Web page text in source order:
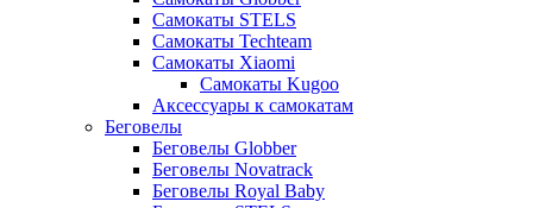
Самокаты STELS
Самокаты Techteam
Самокаты Xiaomi
Самокаты Kugoo
Аксессуары к самокатам
Беговелы
Беговелы Globber
Беговелы Novatrack
Беговелы Royal Baby